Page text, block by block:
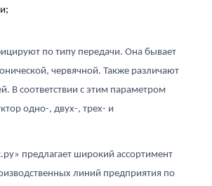
по типу передачи. Она бывает
червячной. Также различают
В соответствии с этим параметром
одно-, двух-, трех- и
предлагает широкий ассортимент
линий предприятия по